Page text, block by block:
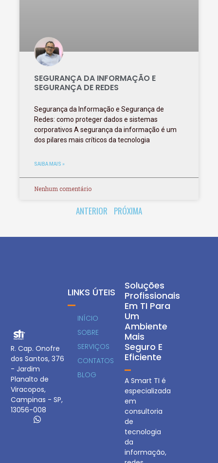
SEGURANÇA DA INFORMAÇÃO E
SEGURANÇA DE REDES
Segurança da Informação e Segurança de
Redes: como proteger dados e sistemas
corporativos A segurança da informação é um
dos pilares mais críticos da tecnologia
SAIBA MAIS »
Nenhum comentário
ANTERIOR PRÓXIMA
R. Cap. Onofre
dos Santos, 376
- Jardim
Planalto de
Viracopos,
Campinas - SP,
13056-008
Soluções
Profissionais
Em TI Para
Um
Ambiente
Mais
Seguro E
Eficiente
A Smart TI é
especializada
em
consultoria
de
tecnologia
da
informação,
LINKS ÚTEIS
INÍCIO
SOBRE
SERVIÇOS
CONTATOS
BLOG